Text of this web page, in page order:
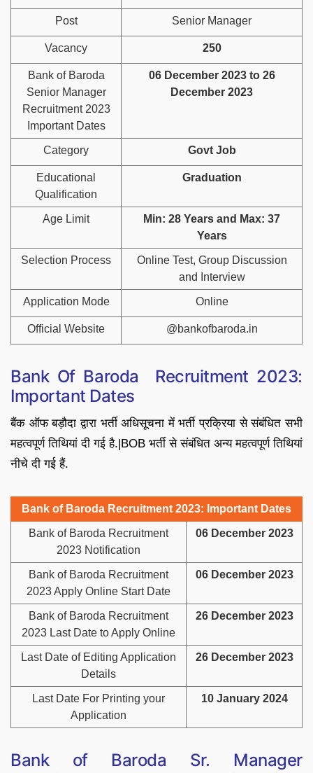
Post Senior Manager
Vacancy 250
Bank of Baroda
Senior Manager
Recruitment 2023
Important Dates
06 December 2023 to 26
December 2023
Category Govt Job
Educational
Qualification
Graduation
Age Limit
Min: 28 Years and Max: 37
Years
Selection Process
Online Test, Group Discussion
and Interview
Application Mode Online
Official Website @bankofbaroda.in
Bank Of Baroda Recruitment 2023:
Important Dates
बैंक ऑफ बड़ौदा द्वारा भर्ती अधिसूचना में भर्ती प्रक्रिया से संबंधित सभी
महत्वपूर्ण तिथियां दी गई है.|BOB भर्ती से संबंधित अन्य महत्वपूर्ण तिथियां
नीचे दी गई हैं.
Bank of Baroda Recruitment 2023: Important Dates
Bank of Baroda Recruitment
2023 Notification
06 December 2023
Bank of Baroda Recruitment
2023 Apply Online Start Date
06 December 2023
Bank of Baroda Recruitment
2023 Last Date to Apply Online
26 December 2023
Last Date of Editing Application
Details
26 December 2023
Last Date For Printing your
Application
10 January 2024
Bank of Baroda Sr. Manager